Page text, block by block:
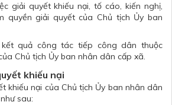
giải quyết khiếu nại, tố cáo, kiến nghị,
quyền giải quyết của Chủ tịch Ủy ban
quả công tác tiếp công dân thuộc
Chủ tịch Ủy ban nhân dân cấp xã.
khiếu nại
khiếu nại của Chủ tịch Ủy ban nhân dân
sau: